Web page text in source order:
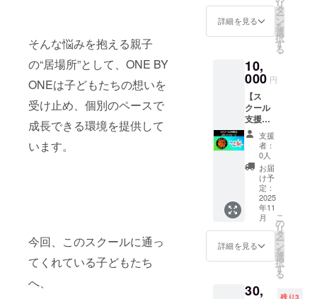
そんな悩みを抱える親子
の“居場所”として、ONE BY
ONEは子どもたちの想いを
受け止め、個別のペースで
成長できる環境を提供して
います。
今回、このスクールに通っ
てくれている子どもたち
へ、
円のリ
ターン
す。
ます。
また、
メール
にてお
セージ
の送信
と、当
スクー
ルのイ
ベント
を宣伝
する
ページ
に、支
援者一
覧とし
てお名
前を掲
載しま
す。 ※
備考欄
入力く
詳細を見る
リ
タ
ー
ン
を
選
択
す
る
10,
000 円
【ス
クール
支援
枠】＋
お礼
メッ
セージ
イベン
トへの
支援に
加え、
スクー
ルの活
動費に
一部を
充てさ
きま
支援
者：
0人
お届
け予
定：
2025
年11
月
詳細を見る
こ
の
リ
タ
ー
ン
を
選
択
す
る
30, 残り3